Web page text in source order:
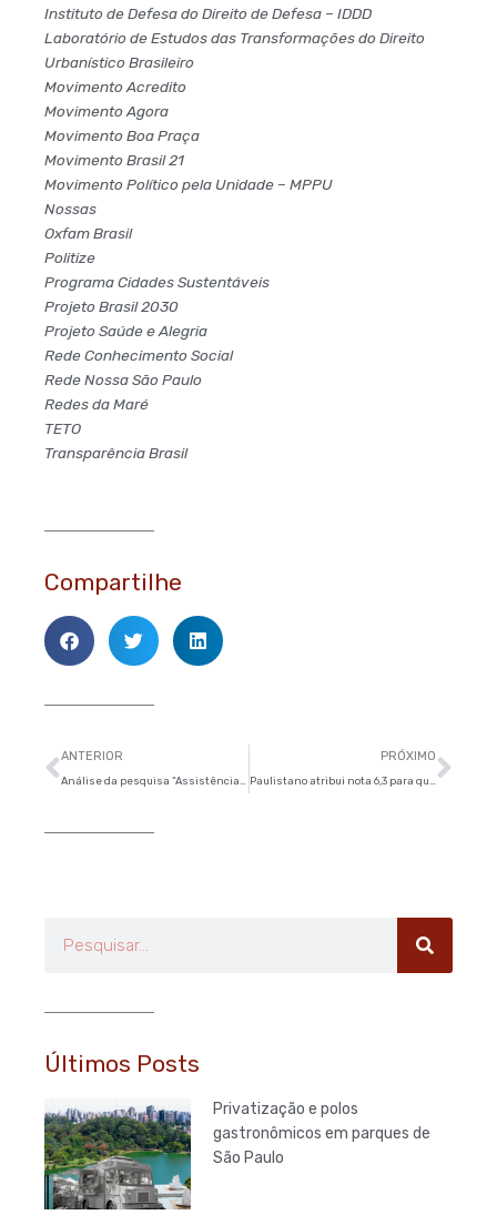
Instituto de Defesa do Direito de Defesa – IDDD
Laboratório de Estudos das Transformações do Direito
Urbanístico Brasileiro
Movimento Acredito
Movimento Agora
Movimento Boa Praça
Movimento Brasil 21
Movimento Político pela Unidade – MPPU
Nossas
Oxfam Brasil
Politize
Programa Cidades Sustentáveis
Projeto Brasil 2030
Projeto Saúde e Alegria
Rede Conhecimento Social
Rede Nossa São Paulo
Redes da Maré
TETO
Transparência Brasil
Compartilhe
Anterior
ANTERIOR
Análise da pesquisa “Assistência Social na Cidade”
PRÓXIMO
Paulistano atribui nota 6,3 para qualidade de vida na cidade
Últimos Posts
Privatização e polos
gastronômicos em parques de
São Paulo